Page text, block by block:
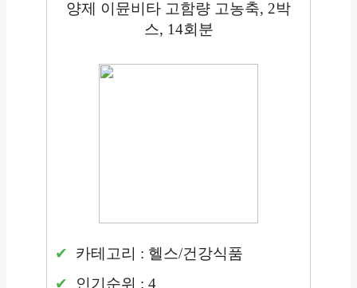
양제 이뮨비타 고함량 고농축, 2박
스, 14회분
카테고리 : 헬스/건강식품
인기순위 : 4